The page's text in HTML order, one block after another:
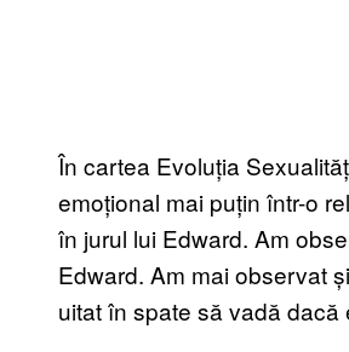
În cartea Evoluția
emoțional mai puțin într-o
în jurul lui Edward. Am
Edward. Am mai observat
uitat în spate să vadă